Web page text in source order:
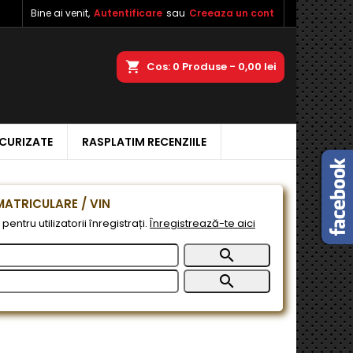
Bine ai venit, Autentificare sau Creeaza un cont
Cos 0 Produse - 0,00 lei
RASPLATIM RECENZIILE
/ VIN
utilizatorii înregistrați. Înregistrează-te aici

